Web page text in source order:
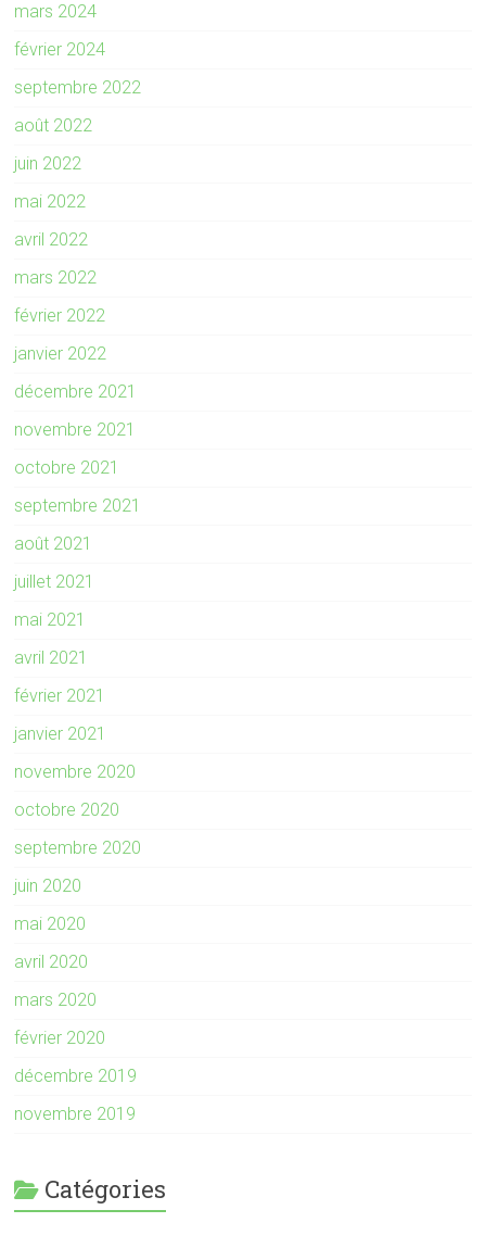
mars 2024
février 2024
septembre 2022
août 2022
juin 2022
mai 2022
avril 2022
mars 2022
février 2022
janvier 2022
décembre 2021
novembre 2021
octobre 2021
septembre 2021
août 2021
juillet 2021
mai 2021
avril 2021
février 2021
janvier 2021
novembre 2020
octobre 2020
septembre 2020
juin 2020
mai 2020
avril 2020
mars 2020
février 2020
décembre 2019
novembre 2019
Catégories